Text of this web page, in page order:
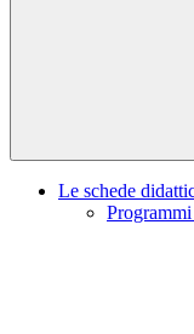
Le schede